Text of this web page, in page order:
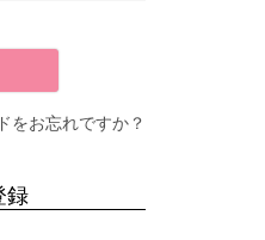
をお忘れですか？
録